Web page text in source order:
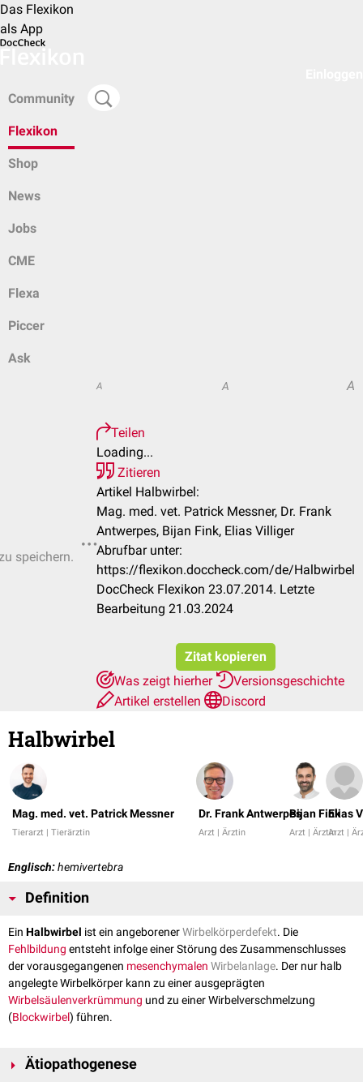
Das Flexikon
als App
Community
Flexikon
Shop
News
Jobs
CME
Flexa
Piccer
Ask
speichern.
A A A
Teilen
Loading...
Zitieren
Artikel Halbwirbel:
Mag. med. vet. Patrick Messner, Dr. Frank
Antwerpes, Bijan Fink, Elias Villiger
Abrufbar unter:
https://flexikon.doccheck.com/de/Halbwirbel
DocCheck Flexikon 23.07.2014. Letzte
Bearbeitung 21.03.2024
Zitat kopieren
Was zeigt hierher
Versionsgeschichte
Artikel erstellen
Discord
Halbwirbel
Mag. med. vet. Patrick Messner
Tierarzt | Tierärztin
Dr. Frank Antwerpes
Arzt | Ärztin
Bijan Fink
Arzt | Ärztin
Elias
Arzt |
Englisch:hemivertebra
Definition
Ein Halbwirbel ist ein angeborenerWirbelkörperdefekt. Die
Fehlbildung entsteht infolge einer Störung des Zusammenschlusses
der vorausgegangenen mesenchymalen Wirbelanlage. Der nur halb
angelegte Wirbelkörper kann zu einer ausgeprägten
Wirbelsäulenverkrümmung und zu einer Wirbelverschmelzung
(Blockwirbel) führen.
Ätiopathogenese